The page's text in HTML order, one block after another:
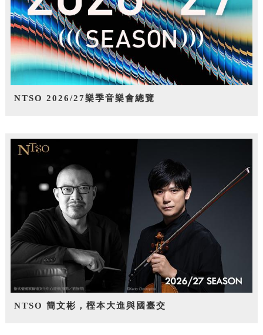
NTSO 2026/27樂季音樂會總覽
NTSO 簡文彬，樫本大進與國臺交